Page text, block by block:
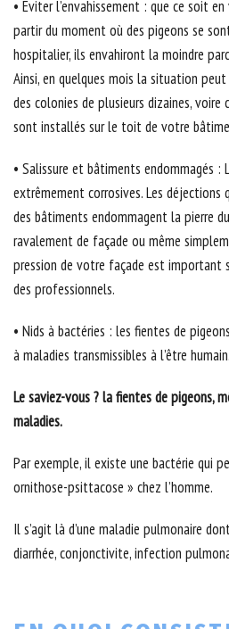
• Eviter l’envahissement : que ce soit
partir du moment où des pigeons se
hospitalier, ils envahiront la moindre
Ainsi, en quelques mois la situation
des colonies de plusieurs dizaines,
sont installés sur le toit de votre
• Salissure et bâtiments endommagés :
extrêmement corrosives. Les déjections
des bâtiments endommagent la pierre
ravalement de façade ou même
pression de votre façade est important
des professionnels.
• Nids à bactéries : les fientes de
à maladies transmissibles à l’être humain.
Le saviez-vous ? la fientes de pigeons,
maladies.
Par exemple, il existe une bactérie qui
ornithose-psittacose » chez l’homme.
Il s’agit là d’une maladie pulmonaire
diarrhée, conjonctivite, infection